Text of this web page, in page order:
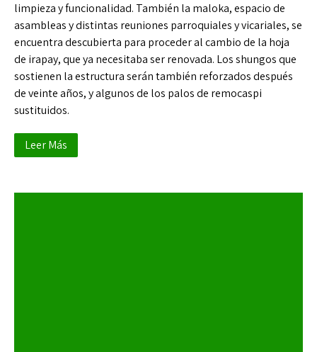
limpieza y funcionalidad. También la maloka, espacio de
asambleas y distintas reuniones parroquiales y vicariales, se
encuentra descubierta para proceder al cambio de la hoja
de irapay, que ya necesitaba ser renovada. Los shungos que
sostienen la estructura serán también reforzados después
de veinte años, y algunos de los palos de remocaspi
sustituidos.
Leer Más